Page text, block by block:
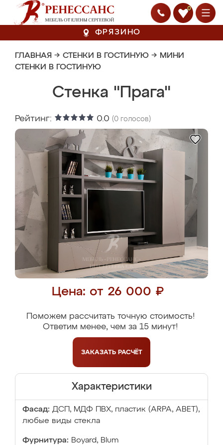
0
ФРЯЗИНО
ГЛАВНАЯ → СТЕНКИ В ГОСТИНУЮ → МИНИ
СТЕНКИ В ГОСТИНУЮ
Стенка "Прага"
Рейтинг: 0.0 (0 голосов)
Цена: от 26 000 ₽
Поможем рассчитать точную стоимость!
Ответим менее, чем за 15 минут!
ЗАКАЗАТЬ РАСЧЁТ
Характеристики
Фасад: ДСП, МДФ ПВХ, пластик (ARPA, ABET),
любые виды стекла
Фурнитура: Boyard, Blum